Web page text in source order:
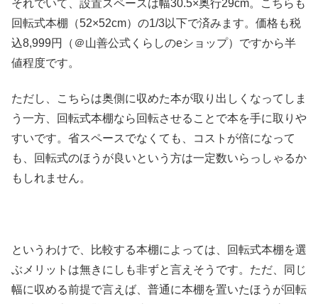
それでいて、設置スペースは幅30.5×奥行29cm。こちらも
回転式本棚（52×52cm）の1/3以下で済みます。価格も税
込8,999円（＠山善公式くらしのeショップ）ですから半
値程度です。
ただし、こちらは奥側に収めた本が取り出しくなってしま
う一方、回転式本棚なら回転させることで本を手に取りや
すいです。省スペースでなくても、コストが倍になって
も、回転式のほうが良いという方は一定数いらっしゃるか
もしれません。
というわけで、比較する本棚によっては、回転式本棚を選
ぶメリットは無きにしも非ずと言えそうです。ただ、同じ
幅に収める前提で言えば、普通に本棚を置いたほうが回転